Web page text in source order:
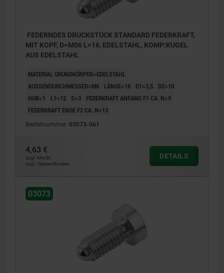
FEDERNDES DRUCKSTÜCK STANDARD FEDERKRAFT,
MIT KOPF, D=M06 L=16, EDELSTAHL, KOMP:KUGEL
AUS EDELSTAHL
MATERIAL GRUNDKÖRPER=EDELSTAHL
AUSSENDURCHMESSER=M6
LÄNGE=16 D1=3,5
D2=10
HUB=1
L1=12 S=3
FEDERKRAFT ANFANG F1 CA. N=9
FEDERKRAFT ENDE F2 CA. N=13
Bestellnummer: 03073-061
4,63 €
zzgl. MwSt.
zzgl. Versandkosten
DETAILS
03073